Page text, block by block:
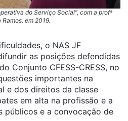
do Serviço Social”, com a profª
Ramos, em 2019.
o NAS JF
as posições defendidas
Conjunto CFESS-CRESS, no
importantes na
e dos direitos da classe
em alta na profissão e a
públicos e a convocação de